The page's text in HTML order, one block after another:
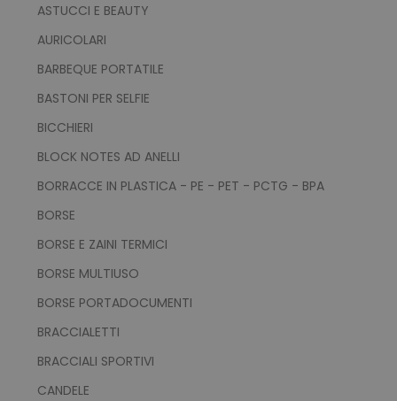
ASTUCCI E BEAUTY
AURICOLARI
BARBEQUE PORTATILE
BASTONI PER SELFIE
BICCHIERI
BLOCK NOTES AD ANELLI
BORRACCE IN PLASTICA - PE - PET - PCTG - BPA
BORSE
BORSE E ZAINI TERMICI
BORSE MULTIUSO
BORSE PORTADOCUMENTI
BRACCIALETTI
BRACCIALI SPORTIVI
CANDELE